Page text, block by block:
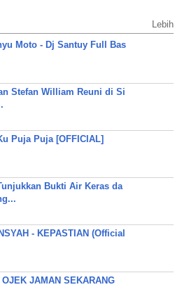
Lebih
Moto - Dj Santuy Full Bas
Stefan William Reuni di Si
Puja Puja [OFFICIAL]
Bukti Air Keras da
- KEPASTIAN (Official
OJEK JAMAN SEKARANG